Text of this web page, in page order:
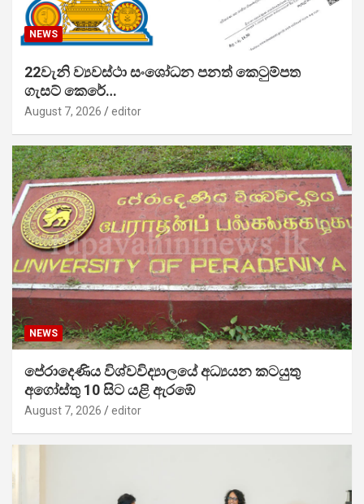
NEWS
22වැනි ව්‍යවස්ථා සංශෝධන පනත් කෙටුම්පත
ගැසට් කෙරේ…
August 7, 2026 editor
NEWS
පේරාදෙණිය විශ්වවිද්‍යාලයේ අධ්‍යයන කටයුතු
අගෝස්තු 10 සිට යළි ඇරඹේ
August 7, 2026 editor